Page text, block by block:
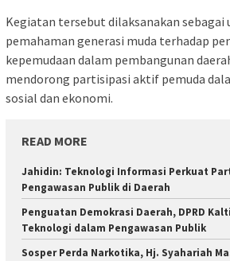
Kegiatan tersebut dilaksanakan sebagai
pemahaman generasi muda terhadap
kepemudaan dalam pembangunan
mendorong partisipasi aktif pemuda
sosial dan ekonomi.
READ MORE
Jahidin: Teknologi Informasi Perkuat
Pengawasan Publik di Daerah
Penguatan Demokrasi Daerah, DPRD
Teknologi dalam Pengawasan Publik
Sosper Perda Narkotika, Hj. Syahariah